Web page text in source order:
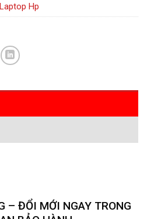
Hp
– ĐỔI MỚI NGAY TRONG